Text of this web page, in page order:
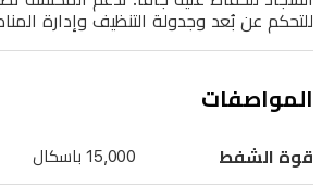
شاملة،
بذراع
جانبي
للتحكم عن بُعد وجدولة التنظيف وإدارة
المواصفات
قوة الشفط 15,000 باسكال